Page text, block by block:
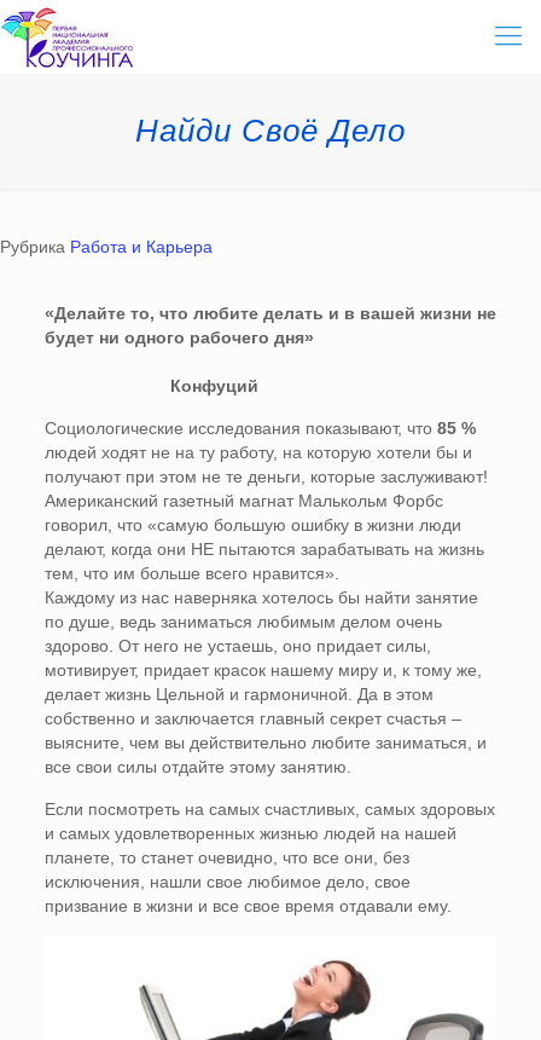
Найди Своё Дело
Рубрика Работа и Карьера
«Делайте то, что любите делать и в вашей жизни не
будет ни одного рабочего дня»
Конфуций
Социологические исследования показывают, что 85 %
людей ходят не на ту работу, на которую хотели бы и
получают при этом не те деньги, которые заслуживают!
Американский газетный магнат Малькольм Форбс
говорил, что «самую большую ошибку в жизни люди
делают, когда они НЕ пытаются зарабатывать на жизнь
тем, что им больше всего нравится».
Каждому из нас наверняка хотелось бы найти занятие
по душе, ведь заниматься любимым делом очень
здорово. От него не устаешь, оно придает силы,
мотивирует, придает красок нашему миру и, к тому же,
делает жизнь Цельной и гармоничной. Да в этом
собственно и заключается главный секрет счастья –
выясните, чем вы действительно любите заниматься, и
все свои силы отдайте этому занятию.
Если посмотреть на самых счастливых, самых здоровых
и самых удовлетворенных жизнью людей на нашей
планете, то станет очевидно, что все они, без
исключения, нашли свое любимое дело, свое
призвание в жизни и все свое время отдавали ему.